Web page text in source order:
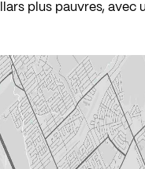
plus pauvres, avec